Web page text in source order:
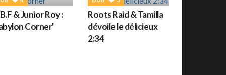
des festivals reggae : JUILLET 2026
& Junior Roy :
Corner'
Roots Raid & Tamilla
dévoile le délicieux
2:34